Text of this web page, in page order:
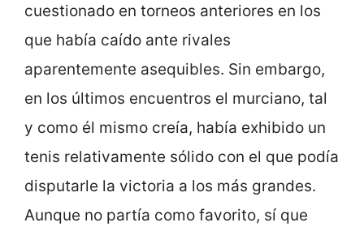
cuestionado en torneos anteriores en los
que había caído ante rivales
aparentemente asequibles. Sin embargo,
en los últimos encuentros el murciano, tal
y como él mismo creía, había exhibido un
tenis relativamente sólido con el que podía
disputarle la victoria a los más grandes.
Aunque no partía como favorito, sí que